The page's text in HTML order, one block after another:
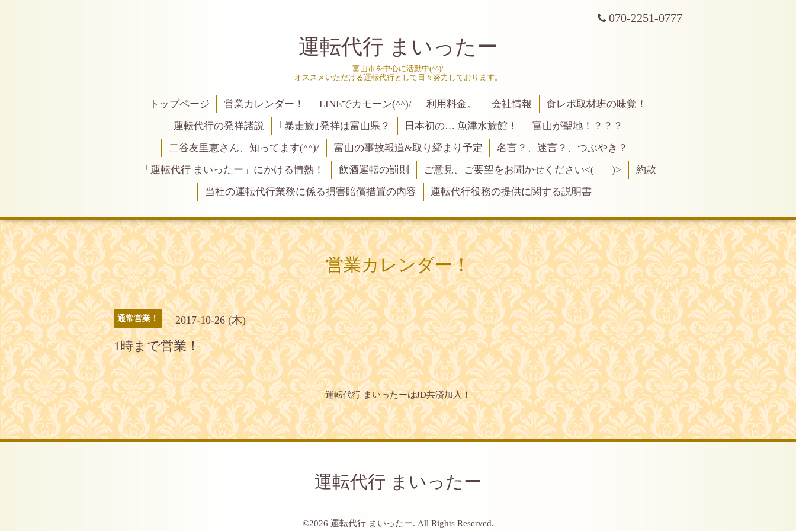
070-2251-0777
運転代行 まいったー
富山市を中心に活動中(^^)/
オススメいただける運転代行として日々努力しております。
トップページ 営業カレンダー！ LINEでカモーン(^^)/ 利用料金。 会社情報
食レポ取材班の味覚！
運転代行の発祥諸説
｢暴走族｣発祥は富山県？ 日本初の… 魚津水族館！
富山が聖地！？？？
二谷友里恵さん、知ってます(^^)/
富山の事故報道&取り締まり予定
名言？、迷言？、つぶやき？
「運転代行 まいったー」にかける情熱！
飲酒運転の罰則 ご意見、ご要望をお聞かせください<( _ _ )>
約款
当社の運転代行業務に係る損害賠償措置の内容
運転代行役務の提供に関する説明書
営業カレンダー！
通常営業！ 2017-10-26 (木)
1時まで営業！
運転代行 まいったーはJD共済加入！
運転代行 まいったー
©2026 運転代行 まいったー. All Rights Reserved.